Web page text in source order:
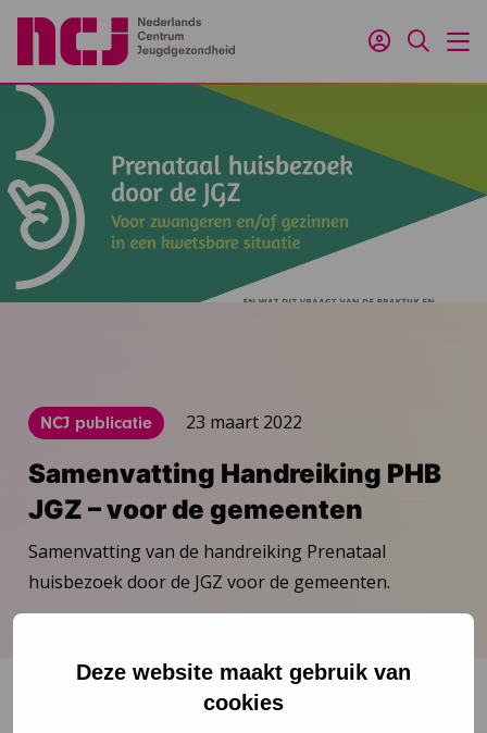
Deze website maakt gebruik van
cookies
Inloggen
Zoeken
NCJ publicatie 23 maart 2022
Samenvatting Handreiking PHB
JGZ – voor de gemeenten
Samenvatting van de handreiking Prenataal
huisbezoek door de JGZ voor de gemeenten.